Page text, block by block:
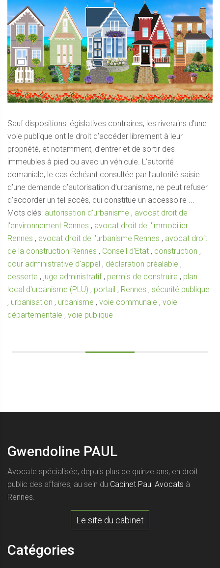
Sauf dispositions législatives contraires, les riverains d’une
voie publique ont le droit d’accéder librement à leur
propriété, et notamment, d’entrer et de sortir des
immeubles à pied ou avec un véhicule. L’autorité
domaniale, le cas échéant consultée par l’autorité saisie
d’une demande d’autorisation d’urbanisme, ne peut refuser
d’accorder un tel accès, qui constitue un accessoire ...
Mots clés: autorisation d'urbanisme , avocat droit de
l'environnement Rennes , avocat droit de l'immobilier
Rennes , avocat droit de l'urbanisme Rennes , avocat droit
de la construction Rennes , Conseil d'Etat , construction ,
cour administrative d'appel , déclaration préalable ,
desserte , juge administratif, permis de construire , plan
local d'urbanisme (PLU) , portail , Rennes , sécurité publique
, urbanisation , urbanisme , voie communale , voie
départementale , voie publique
Gwendoline PAUL
Avocate spécialisée, depuis plus de quinze ans, en droit
public des affaires, au sein du Cabinet Paul Avocats à
Rennes.
Le site du cabinet
Catégories